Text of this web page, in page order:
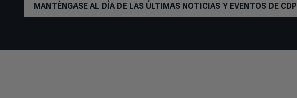
MANTÉNGASE AL DÍA DE LAS ÚLTIMAS NOTICIAS Y EVENTOS DE CDP